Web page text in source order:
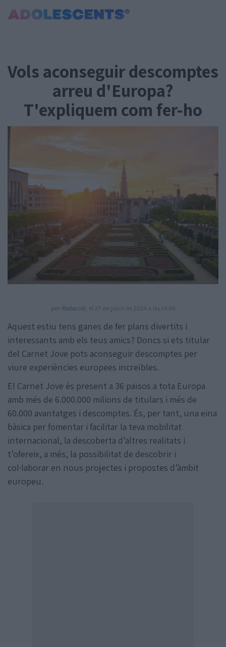
Estudis
Curiositats i Tendències
Cultura
Tecnologia:
Sobrevia.net
Amb la col·laboració de:
Vols aconseguir descomptes
arreu d'Europa?
T'expliquem com fer-ho
per Redacció, el 27 de juliol de 2024 a les 14:00
Aquest estiu tens ganes de fer plans divertits i
interessants amb els teus amics? Doncs si ets titular
del Carnet Jove pots aconseguir descomptes per
viure experiències europees increïbles.
El Carnet Jove és present a 36 països a tota Europa
amb més de 6.000.000 milions de titulars i més de
60.000 avantatges i descomptes. És, per tant, una eina
bàsica per fomentar i facilitar la teva mobilitat
internacional, la descoberta d’altres realitats i
t’ofereix, a més, la possibilitat de descobrir i
col·laborar en nous projectes i propostes d’àmbit
europeu.